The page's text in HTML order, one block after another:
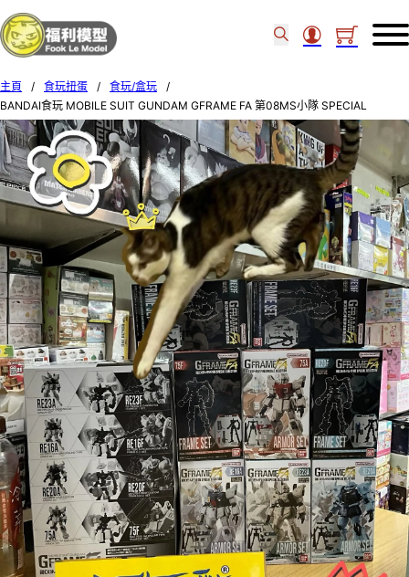
主頁 / 食玩扭蛋 / 食玩/盒玩
/
BANDAI食玩 MOBILE SUIT GUNDAM GFRAME FA 第08MS小隊 SPECIAL
SELECTION SET OF 8 91786